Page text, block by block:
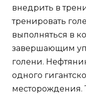
внедрить в
тренировать
выполняться в
завершающим
голени.
одного
месторождения.